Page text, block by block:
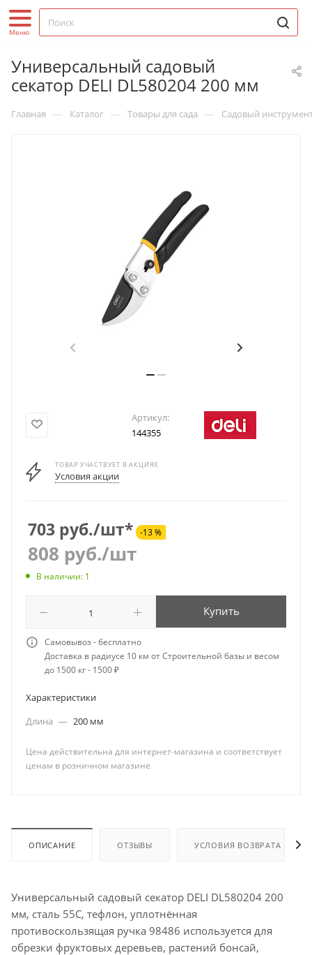
Универсальный садовый
секатор DELI DL580204 200 мм
Главная — Каталог — Товары для сада — Садовый
Артикул:
144355
ТОВАР УЧАСТВУЕТ В АКЦИЯХ
Условия акции
703 руб./шт* -13 %
808 руб./шт
В наличии: 1
Купить
Самовывоз - бесплатно
Доставка в радиусе 10 км от Строительной базы и весом
до 1500 кг - 1500 ₽
Характеристики
Длина — 200 мм
Цена действительна для интернет-магазина и соответствует
ценам в розничном магазине
ОПИСАНИЕ ОТЗЫВЫ УСЛОВИЯ ВОЗВРАТА
Универсальный садовый секатор DELI DL580204 200
мм, сталь 55С, тефлон, уплотнённая
противоскользящая ручка 98486 используется для
обрезки фруктовых деревьев, растений бонсай,